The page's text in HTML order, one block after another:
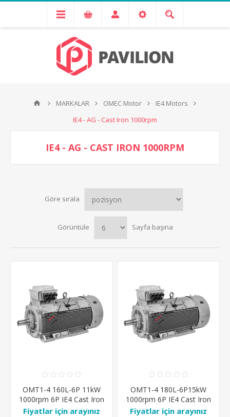
MARKALAR OMEC Motor
IE4 Motors
IE4 - AG - Cast Iron 1000rpm
IE4 - AG - CAST IRON 1000RPM
Göre sırala
Görüntüle Sayfa başına
OMT1-4 160L-6P 11kW
1000rpm 6P IE4 Cast Iron
IP55 IM-B3 Ral7031
Fiyatlar için arayınız
OMT1-4 180L-6P15kW
1000rpm 6P IE4 Cast Iron
IP55 IM-B3 Ral7031
Fiyatlar için arayınız